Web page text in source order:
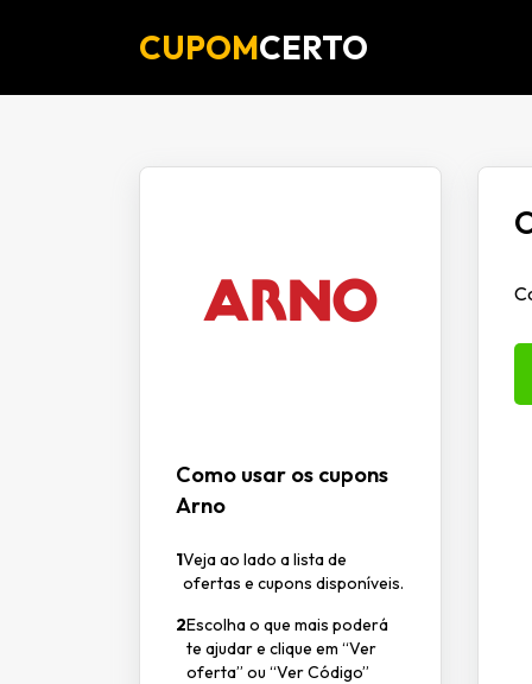
CUPOMCERTO
Como usar os cupons
Arno
1Veja ao lado a lista de
ofertas e cupons disponíveis.
2Escolha o que mais poderá
te ajudar e clique em “Ver
oferta” ou “Ver Código”